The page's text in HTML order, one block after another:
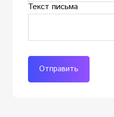
Текст письма
Отправить